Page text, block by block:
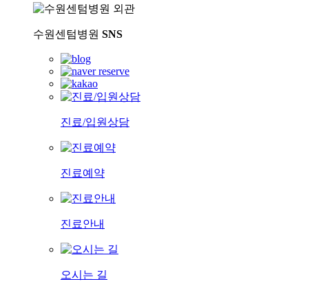
수원센텀병원 SNS
진료/입원상담
진료예약
진료안내
오시는 길